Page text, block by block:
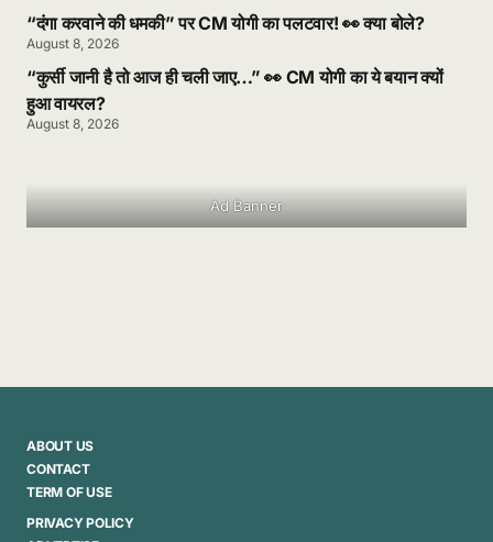
“दंगा करवाने की धमकी” पर CM योगी का पलटवार! 👀 क्या बोले?
August 8, 2026
“कुर्सी जानी है तो आज ही चली जाए…” 👀 CM योगी का ये बयान क्यों
हुआ वायरल?
August 8, 2026
Ad Banner
ABOUT US
CONTACT
TERM OF USE
PRIVACY POLICY